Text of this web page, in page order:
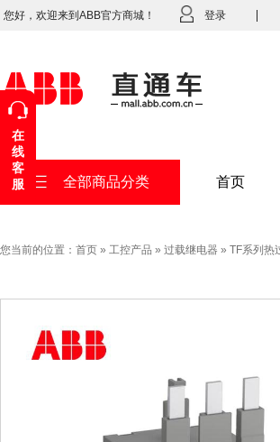
您好，欢迎来到ABB官方商城！ 登录
全部商品分类 首页
您当前的位置： 首页 » 工控产品 » 过载继电器 » TF系列热
在
线
客
服